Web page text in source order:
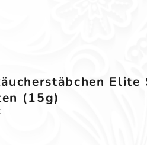
Elite
(15g)